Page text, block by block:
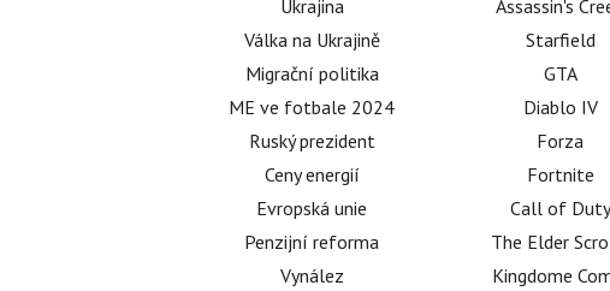
Ukrajina
Válka na Ukrajině
Migrační politika
ME ve fotbale 2024
Ruský prezident
Ceny energií
Evropská unie
Penzijní reforma
Vynález
Assassin's
Starfield
GTA
Diablo IV
Forza
Fortnite
Call of Duty
The Elder
Kingdome